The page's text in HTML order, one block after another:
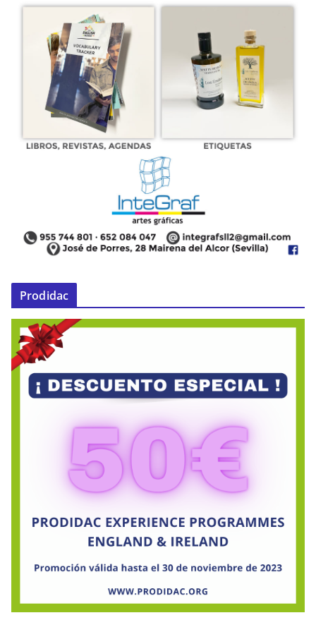
Prodidac